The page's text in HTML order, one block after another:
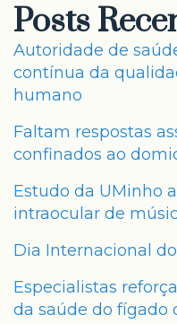
Posts
Autoridade de
contínua da
humano
Faltam respostas
confinados ao
Estudo da UMinho
intraocular de
Dia Internacional
Especialistas
da saúde do fígado